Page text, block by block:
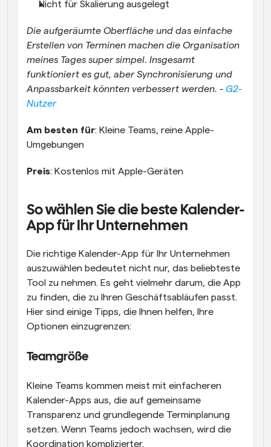
Nicht für Skalierung ausgelegt
Die aufgeräumte Oberfläche und das einfache
Erstellen von Terminen machen die Organisation
meines Tages super simpel. Insgesamt
funktioniert es gut, aber Synchronisierung und
Anpassbarkeit könnten verbessert werden. - G2-
Nutzer
Am besten für: Kleine Teams, reine Apple-
Umgebungen
Preis: Kostenlos mit Apple-Geräten
So wählen Sie die beste Kalender-
App für Ihr Unternehmen
Die richtige Kalender-App für Ihr Unternehmen
auszuwählen bedeutet nicht nur, das beliebteste
Tool zu nehmen. Es geht vielmehr darum, die App
zu finden, die zu Ihren Geschäftsabläufen passt.
Hier sind einige Tipps, die Ihnen helfen, Ihre
Optionen einzugrenzen:
Teamgröße
Kleine Teams kommen meist mit einfacheren
Kalender-Apps aus, die auf gemeinsame
Transparenz und grundlegende Terminplanung
setzen. Wenn Teams jedoch wachsen, wird die
Koordination komplizierter.